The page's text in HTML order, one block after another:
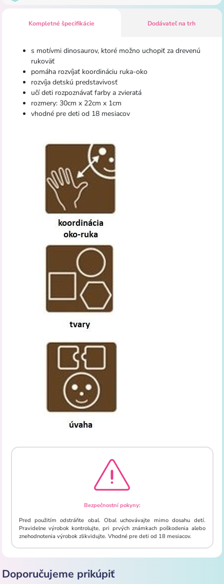
Kompletné špecifikácie Dodávateľ na trh
s motívmi dinosaurov, ktoré možno uchopiť za drevenú
rukoväť
pomáha rozvíjať koordináciu ruka-oko
rozvíja detskú predstavivosť
učí deti rozpoznávať farby a zvieratá
rozmery: 30cm x 22cm x 1cm
vhodné pre deti od 18 mesiacov
Bezpečnostní pokyny:
Pred použitím odstráňte obal. Obal uchovávajte mimo dosahu detí.
Pravidelne výrobok kontrolujte, pri prvých známkach poškodenia alebo
znehodnotenia výrobok zlikvidujte. Vhodné pre deti od 18 mesiacov.
Doporučujeme prikúpiť